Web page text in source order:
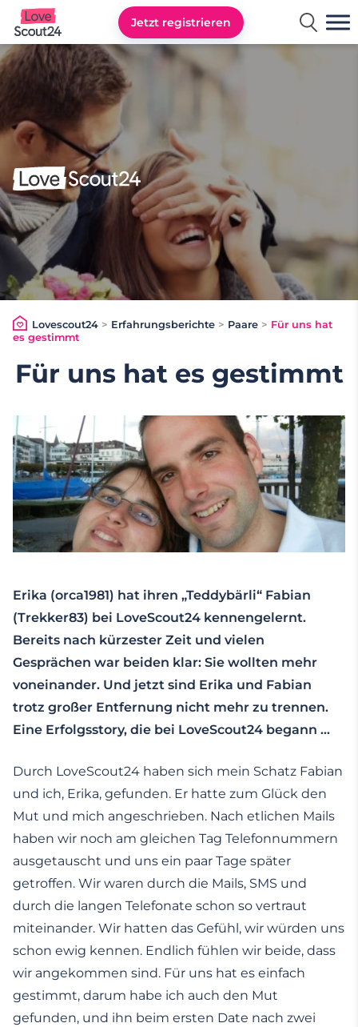
Lovescout24
Jetzt registrieren
Lovescout24> Erfahrungsberichte > Paare > Für uns hat
es gestimmt
Für uns hat es gestimmt
Erika (orca1981) hat ihren „Teddybärli“ Fabian
(Trekker83) bei LoveScout24 kennengelernt.
Bereits nach kürzester Zeit und vielen
Gesprächen war beiden klar: Sie wollten mehr
voneinander. Und jetzt sind Erika und Fabian
trotz großer Entfernung nicht mehr zu trennen.
Eine Erfolgsstory, die bei LoveScout24 begann …
Durch LoveScout24 haben sich mein Schatz Fabian
und ich, Erika, gefunden. Er hatte zum Glück den
Mut und mich angeschrieben. Nach etlichen Mails
haben wir noch am gleichen Tag Telefonnummern
ausgetauscht und uns ein paar Tage später
getroffen. Wir waren durch die Mails, SMS und
durch die langen Telefonate schon so vertraut
miteinander. Wir hatten das Gefühl, wir würden uns
schon ewig kennen. Endlich fühlen wir beide, dass
wir angekommen sind. Für uns hat es einfach
gestimmt, darum habe ich auch den Mut
gefunden, und ihn beim ersten Date nach zwei